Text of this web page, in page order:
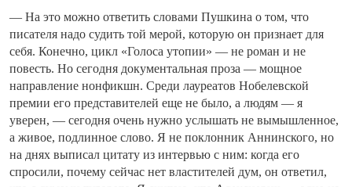
— На это можно ответить словами Пушкина о том, что
писателя надо судить той мерой, которую он признает для
себя. Конечно, цикл «Голоса утопии» — не роман и не
повесть. Но сегодня документальная проза — мощное
направление нонфикшн. Среди лауреатов Нобелевской
премии его представителей еще не было, а людям — я
уверен, — сегодня очень нужно услышать не вымышленное,
а живое, подлинное слово. Я не поклонник Аннинского, но
на днях выписал цитату из интервью с ним: когда его
спросили, почему сейчас нет властителей дум, он ответил,